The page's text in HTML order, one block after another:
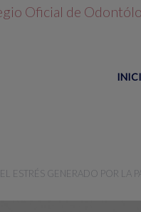
EL ESTRÉS GENERADO POR LA